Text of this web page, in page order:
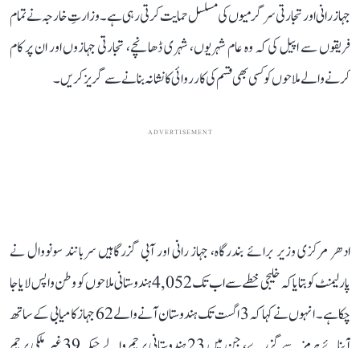
جہاز رانی اور تجارتی سرگرمیوں کی مسلسل حمایت کرتی رہی ہے۔ وزارتِ خارجہ نے تمام
فریقوں سے اپیل کی کہ وہ عام شہریوں، شہری ڈھانچے، تجارتی جہازوں اور ان پر کام
کرنے والے ملاحوں کو کسی بھی قسم کی کارروائی کا نشانہ بنانے سے گریز کریں۔
ADVERTISEMENT
ادھر مرکزی وزیر برائے بندرگاہ، جہاز رانی اور آبی گزرگاہیں سربانند سونووال نے
پارلیمنٹ کو بتایا کہ خلیجی خطے سے اب تک 4,052 ہندوستانی ملاحوں کو وطن واپس لایا جا
چکا ہے۔ انہوں نے کہا کہ 3 اگست تک ہندوستان آنے والے 62 جہاز کامیابی کے ساتھ